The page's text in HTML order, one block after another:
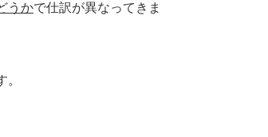
うかで仕訳が異なってきま